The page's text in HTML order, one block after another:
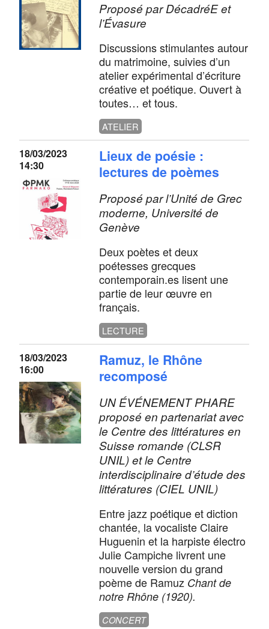
Proposé par DécadréE et
l’Évasure
Discussions stimulantes autour
du matrimoine, suivies d’un
atelier expérimental d’écriture
créative et poétique. Ouvert à
toutes… et tous.
ATELIER
18/03/2023
14:30
Lieux de poésie :
lectures de poèmes
Proposé par l’Unité de Grec
moderne, Université de
Genève
Deux poètes et deux
poétesses grecques
contemporain.es lisent une
partie de leur œuvre en
français.
LECTURE
18/03/2023
16:00
Ramuz, le Rhône
recomposé
UN ÉVÉNEMENT PHARE
proposé en partenariat avec
le Centre des littératures en
Suisse romande (CLSR
UNIL) et le Centre
interdisciplinaire d’étude des
littératures (CIEL UNIL)
Entre jazz poétique et diction
chantée, la vocaliste Claire
Huguenin et la harpiste électro
Julie Campiche livrent une
nouvelle version du grand
poème de Ramuz Chant de
notre Rhône (1920).
CONCERT